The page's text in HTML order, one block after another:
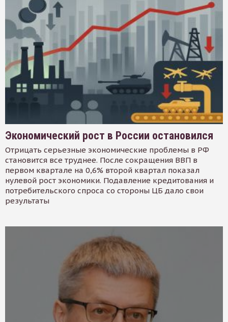
Экономический рост в России остановился
Отрицать серьезные экономические проблемы в РФ
становится все труднее. После сокращения ВВП в
первом квартале на 0,6% второй квартал показал
нулевой рост экономики. Подавление кредитования и
потребительского спроса со стороны ЦБ дало свои
результаты